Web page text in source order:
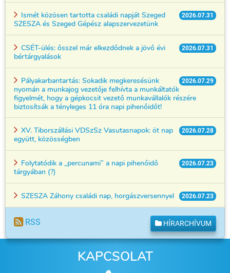
2026.07.31
Ismét közösen tartotta családi napját Szeged
SZESZA és Szeged Gépész alapszervezetünk
2026.07.31
CSÉT-ülés: ősszel már elkezdődnek a jövő évi
bértárgyalások
2026.07.29
Pályakarbantartás: Sokadik megkeresésünk
nyomán a munkajog vezetője felhívta a munkáltatók
figyelmét, hogy a gépkocsit vezető munkavállalók részére
biztosítsák a tényleges 11 óra napi pihenőidőt!
2026.07.28
XV. Tiborszállási VDSzSz Vasutasnapok: öt nap
együtt, közösségben
2026.07.23
Folytatódik a „percunami” a napi pihenőidő
tárgyában (?)
2026.07.23
SZESZA Záhony családi nap, horgászversennyel
RSS HÍRARCHÍVUM
KAPCSOLAT